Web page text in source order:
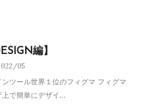
編】
05
ツール世界１位のフィグマ フィグマ
で簡単にデザイ…